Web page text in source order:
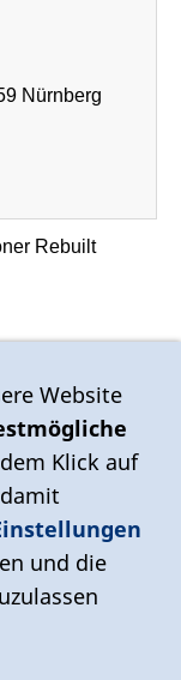
Nürnberg
Rebuilt
zu diesem
Website
Klick auf
und die